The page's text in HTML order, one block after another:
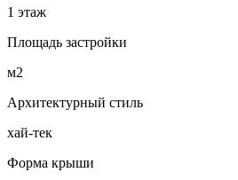
1 этаж
Площадь застройки
м2
Архитектурный стиль
хай-тек
Форма крыши